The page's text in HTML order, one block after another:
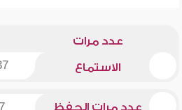
عدد مرات
الاستماع
عدد مرات الحفظ